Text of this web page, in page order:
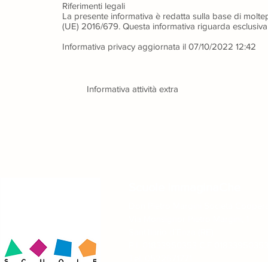
Riferimenti legali
La presente informativa è redatta sulla base di
(UE) 2016/679. Questa informativa riguarda
Informativa privacy aggiornata il 07/10/2022 12:42
Informativa attività extra